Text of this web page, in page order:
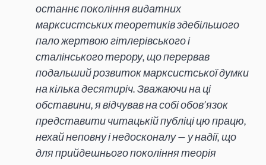
останнє покоління видатних
марксистських теоретиків здебільшого
пало жертвою гітлерівського і
сталінського терору, що перервав
подальший розвиток марксистської думки
на кілька десятиріч. Зважаючи на ці
обставини, я відчував на собі обов’язок
представити читацькій публіці цю працю,
нехай неповну і недосконалу — у надії, що
для прийдешнього покоління теорія